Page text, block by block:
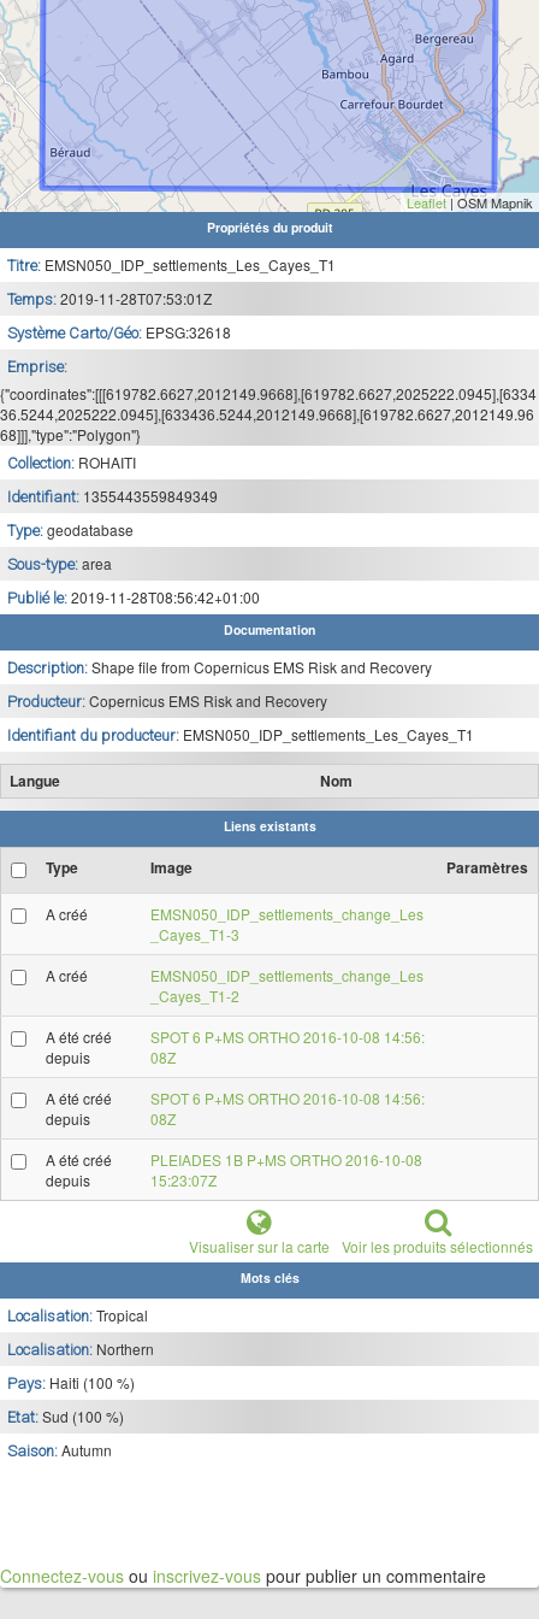
Leaflet| OSM Mapnik
Propriétés du produit
Titre: EMSN050_IDP_settlements_Les_Cayes_T1
Temps: 2019-11-28T07:53:01Z
Système Carto/Géo: EPSG:32618
Emprise:
{"coordinates":[[[619782.6627,2012149.9668],[619782.6627,2025222.0945],[6334
36.5244,2025222.0945],[633436.5244,2012149.9668],[619782.6627,2012149.96
68]]],"type":"Polygon"}
Collection: ROHAITI
Identifiant: 1355443559849349
Type: geodatabase
Sous-type: area
Publié le: 2019-11-28T08:56:42+01:00
Documentation
Description: Shape file from Copernicus EMS Risk and Recovery
Producteur: Copernicus EMS Risk and Recovery
Identifiant du producteur: EMSN050_IDP_settlements_Les_Cayes_T1
Langue Nom
Liens existants
Type Image Paramètres
A créé
EMSN050_IDP_settlements_change_Les
_Cayes_T1-3
A créé
EMSN050_IDP_settlements_change_Les
_Cayes_T1-2
A été créé
depuis
SPOT 6 P+MS ORTHO 2016-10-08 14:56:
08Z
A été créé
depuis
SPOT 6 P+MS ORTHO 2016-10-08 14:56:
08Z
A été créé
depuis
PLEIADES 1B P+MS ORTHO 2016-10-08
15:23:07Z
Visualiser sur la carte Voir les produits sélectionnés
Mots clés
Localisation: Tropical
Localisation: Northern
Pays: Haiti (100 %)
Etat: Sud (100 %)
Saison: Autumn
Connectez-vous ou inscrivez-vous pour publier un commentaire